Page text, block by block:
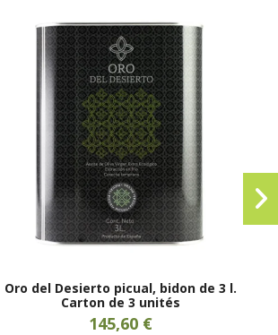
Oro del Desierto picual, bidon de 3 l.
Carton de 3 unités
145,60 €